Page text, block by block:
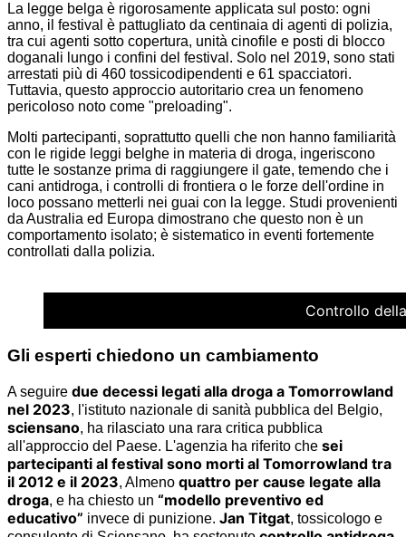
La legge belga è rigorosamente applicata sul posto: ogni
anno, il festival è pattugliato da centinaia di agenti di polizia,
tra cui agenti sotto copertura, unità cinofile e posti di blocco
doganali lungo i confini del festival. Solo nel 2019, sono stati
arrestati più di 460 tossicodipendenti e 61 spacciatori.
Tuttavia, questo approccio autoritario crea un fenomeno
pericoloso noto come "preloading".
Molti partecipanti, soprattutto quelli che non hanno familiarità
con le rigide leggi belghe in materia di droga, ingeriscono
tutte le sostanze prima di raggiungere il gate, temendo che i
cani antidroga, i controlli di frontiera o le forze dell'ordine in
loco possano metterli nei guai con la legge. Studi provenienti
da Australia ed Europa dimostrano che questo non è un
comportamento isolato; è sistematico in eventi fortemente
controllati dalla polizia.
Controllo
Gli esperti chiedono un cambiamento
A seguire due decessi legati alla droga a Tomorrowland
nel 2023, l'istituto nazionale di sanità pubblica del Belgio,
sciensano, ha rilasciato una rara critica pubblica
all'approccio del Paese. L'agenzia ha riferito che sei
partecipanti al festival sono morti al Tomorrowland tra
il 2012 e il 2023, Almeno quattro per cause legate alla
droga, e ha chiesto un “modello preventivo ed
educativo” invece di punizione. Jan Titgat, tossicologo e